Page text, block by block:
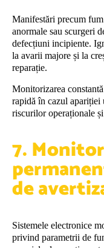
Manifestări precum
anormale sau scurgeri
defecțiuni incipiente.
la avarii majore și la
reparație.
Monitorizarea
rapidă în cazul apariției
riscurilor operaționale
7.
de
Sistemele electronice
privind parametrii de